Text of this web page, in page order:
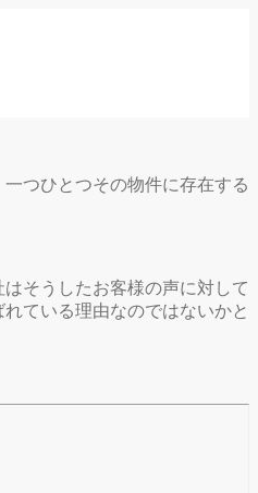
つひとつその物件に存在する
そうしたお客様の声に対して
ている理由なのではないかと